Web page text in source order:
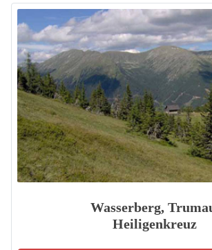
Wasserberg,
Heiligenkreuz